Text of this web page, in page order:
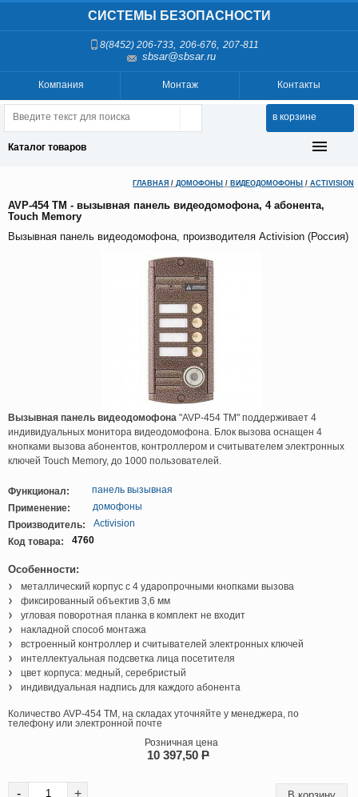
СИСТЕМЫ БЕЗОПАСНОСТИ
8(8452) 206-733, 206-676, 207-811
sbsar@sbsar.ru
Контакты
Монтаж
Компания
в корзине
Каталог товаров
ГЛАВНАЯ / ДОМОФОНЫ / ВИДЕОДОМОФОНЫ / ACTIVISION
AVP-454 TM - вызывная панель видеодомофона, 4 абонента,
Touch Memory
Вызывная панель видеодомофона, производителя Activision (Россия)
Вызывная панель видеодомофона "AVP-454 TM" поддерживает 4
индивидуальных монитора видеодомофона. Блок вызова оснащен 4
кнопками вызова абонентов, контроллером и считывателем электронных
ключей Touch Memory, до 1000 пользователей.
Функционал:
панель вызывная
Применение:
домофоны
Производитель:
Activision
Код товара:
4760
Особенности:
металлический корпус с 4 ударопрочными кнопками вызова
фиксированный объектив 3,6 мм
угловая поворотная планка в комплект не входит
накладной способ монтажа
встроенный контроллер и считывателей электронных ключей
интеллектуальная подсветка лица посетителя
цвет корпуса: медный, серебристый
индивидуальная надпись для каждого абонента
Количество AVP-454 TM, на складах уточняйте у менеджера, по
телефону или электронной почте
Розничная цена
10 397,50 P
- +